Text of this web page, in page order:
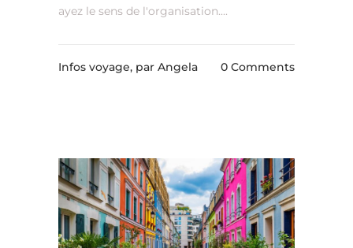
ayez le sens de l'organisation....
Infos voyage, par Angela 0 Comments